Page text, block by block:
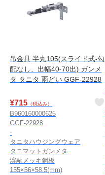
吊金具 半丸105(スライド式-勾
配なし、出幅40-70出) ガンメ
タ タニタ 雨どい GGF-22928
¥715 （税込み）
B960160000625
GGF-22928
-
タニタハウジングウェア
タニマットガンメタ
溶融メッキ鋼板
155×56×58.5(mm)